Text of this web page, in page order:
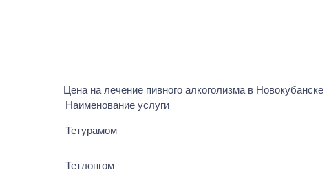
Цена на лечение пивного алкоголизма в Новокубанске
Наименование услуги
Тетурамом
Тетлонгом